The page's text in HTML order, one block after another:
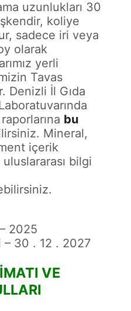
uzunlukları 30
koliye
sadece iri veya
olarak
yerli
Tavas
Denizli İl Gıda
bu
Mineral,
içerik
uluslararası bilgi
– 2025
– 30 . 12 . 2027
VE